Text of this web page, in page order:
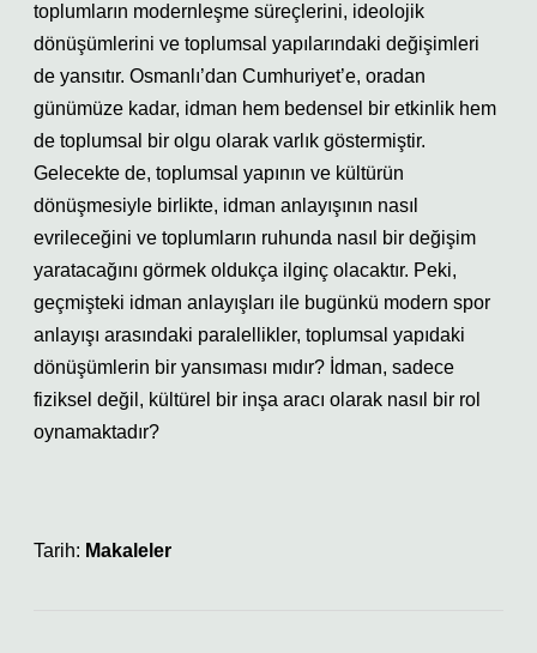
toplumların modernleşme süreçlerini, ideolojik
dönüşümlerini ve toplumsal yapılarındaki değişimleri
de yansıtır. Osmanlı’dan Cumhuriyet’e, oradan
günümüze kadar, idman hem bedensel bir etkinlik hem
de toplumsal bir olgu olarak varlık göstermiştir.
Gelecekte de, toplumsal yapının ve kültürün
dönüşmesiyle birlikte, idman anlayışının nasıl
evrileceğini ve toplumların ruhunda nasıl bir değişim
yaratacağını görmek oldukça ilginç olacaktır. Peki,
geçmişteki idman anlayışları ile bugünkü modern spor
anlayışı arasındaki paralellikler, toplumsal yapıdaki
dönüşümlerin bir yansıması mıdır? İdman, sadece
fiziksel değil, kültürel bir inşa aracı olarak nasıl bir rol
oynamaktadır?
Tarih: Makaleler